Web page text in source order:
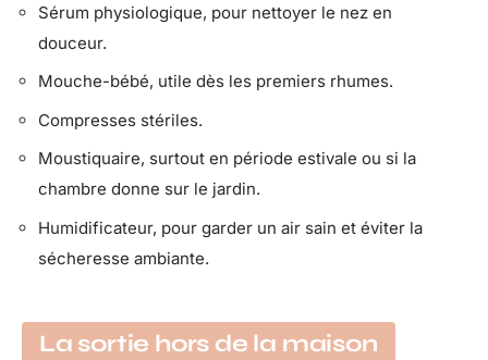
Sérum physiologique, pour nettoyer le nez en
douceur.
Mouche-bébé, utile dès les premiers rhumes.
Compresses stériles.
Moustiquaire, surtout en période estivale ou si la
chambre donne sur le jardin.
Humidificateur, pour garder un air sain et éviter la
sécheresse ambiante.
La sortie hors de la maison